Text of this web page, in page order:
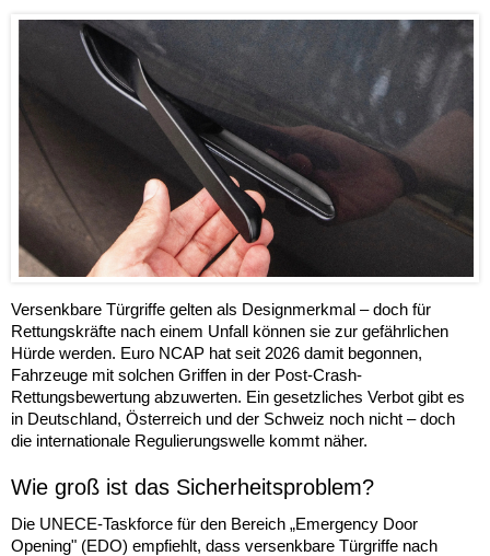
Versenkbare Türgriffe gelten als Designmerkmal – doch für
Rettungskräfte nach einem Unfall können sie zur gefährlichen
Hürde werden. Euro NCAP hat seit 2026 damit begonnen,
Fahrzeuge mit solchen Griffen in der Post-Crash-
Rettungsbewertung abzuwerten. Ein gesetzliches Verbot gibt es
in Deutschland, Österreich und der Schweiz noch nicht – doch
die internationale Regulierungswelle kommt näher.
Wie groß ist das Sicherheitsproblem?
Die UNECE-Taskforce für den Bereich „Emergency Door
Opening" (EDO) empfiehlt, dass versenkbare Türgriffe nach